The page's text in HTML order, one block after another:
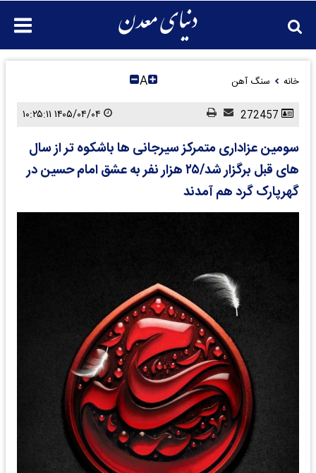
خانه سنگ آهن A
سومین عزاداری متمرکز سیرجانی ها باشکوه تر از سال
های قبل برگزار شد/۲۵ هزار نفر به عشق امام حسین در
گهرپارک گرد هم آمدند